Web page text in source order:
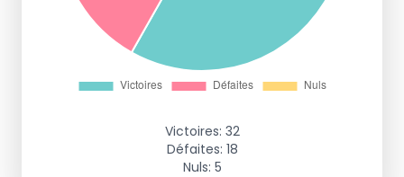
Victoires: 32
Défaites: 18
Nuls: 5